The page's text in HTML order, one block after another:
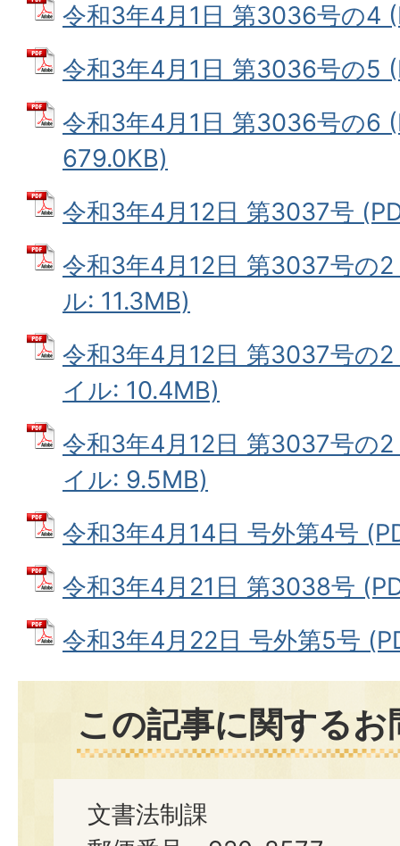
令和3年4月1日 第3036号の4
令和3年4月1日 第3036号の5
令和3年4月1日 第3036号の6
679.0KB)
令和3年4月12日 第3037号
令和3年4月12日 第3037号の
ル: 11.3MB)
令和3年4月12日 第3037号の
イル: 10.4MB)
令和3年4月12日 第3037号の
イル: 9.5MB)
令和3年4月14日 号外第4号
令和3年4月21日 第3038号
令和3年4月22日 号外第5号
この記事に関する
文書法制課